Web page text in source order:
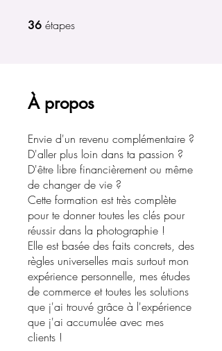
36 étapes
À propos
Envie d'un revenu complémentaire ?
D'aller plus loin dans ta passion ?
D'être libre financièrement ou même
de changer de vie ?
Cette formation est très complète
pour te donner toutes les clés pour
réussir dans la photographie !
Elle est basée des faits concrets, des
règles universelles mais surtout mon
expérience personnelle, mes études
de commerce et toutes les solutions
que j'ai trouvé grâce à l'expérience
que j'ai accumulée avec mes
clients !